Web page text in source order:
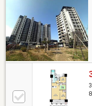
（休：水曜日、
のお問い合わせ
にお電話くださ